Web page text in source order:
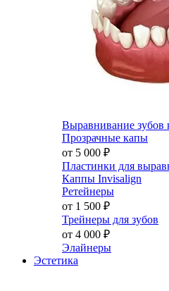
Выравнивание зубов
Прозрачные капы
от 5 000 ₽
Пластинки для
Каппы Invisalign
Ретейнеры
от 1 500 ₽
Трейнеры для зубов
от 4 000 ₽
Элайнеры
Эстетика